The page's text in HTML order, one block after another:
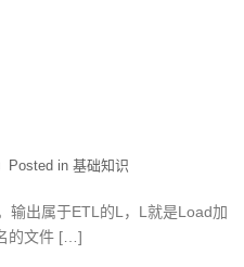
Posted in 基础知识
输出属于ETL的L，L就是Load加
的文件 […]